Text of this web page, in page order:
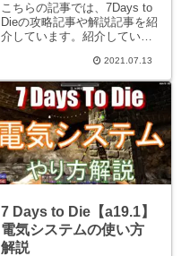
こちらの記事では、7Days to
Dieの攻略記事や解説記事を紹
介しています。紹介している
間違い無し！最終更新日は各
記事の更新日時を参照くださ
い。7Days to Dieは現在アー
リーアクセスの商品になりま
すので
2021.07.13
7 Days to Die【a19.1】
電気システムの使い方
解説